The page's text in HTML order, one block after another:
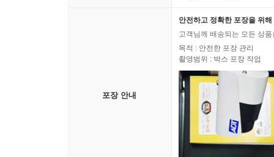
포장 안내
안전하고 정확한 포장을 위
고객님께 배송되는 모든 상
목적 : 안전한 포장 관리
촬영범위 : 박스 포장 작업